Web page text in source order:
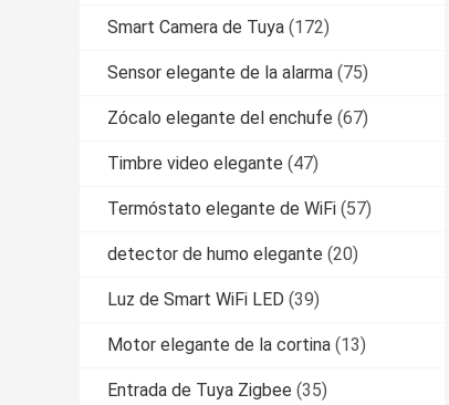
Smart Camera de Tuya (172)
Sensor elegante de la alarma (75)
Zócalo elegante del enchufe (67)
Timbre video elegante (47)
Termóstato elegante de WiFi (57)
detector de humo elegante (20)
Luz de Smart WiFi LED (39)
Motor elegante de la cortina (13)
Entrada de Tuya Zigbee (35)